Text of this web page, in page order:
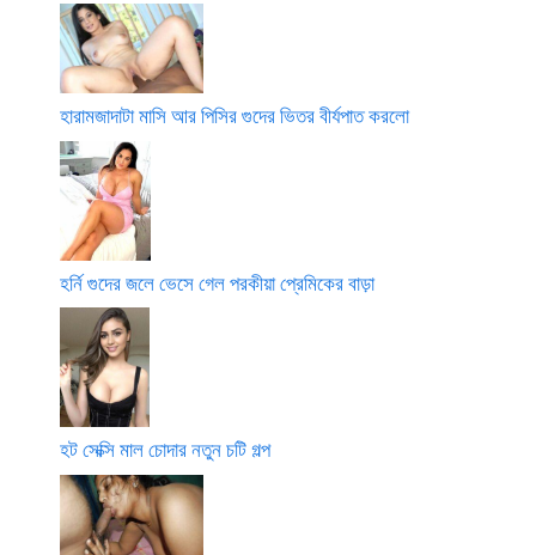
হারামজাদাটা মাসি আর পিসির গুদের ভিতর বীর্যপাত করলো
হর্নি গুদের জলে ভেসে গেল পরকীয়া প্রেমিকের বাড়া
হট সেক্সি মাল চোদার নতুন চটি গল্প